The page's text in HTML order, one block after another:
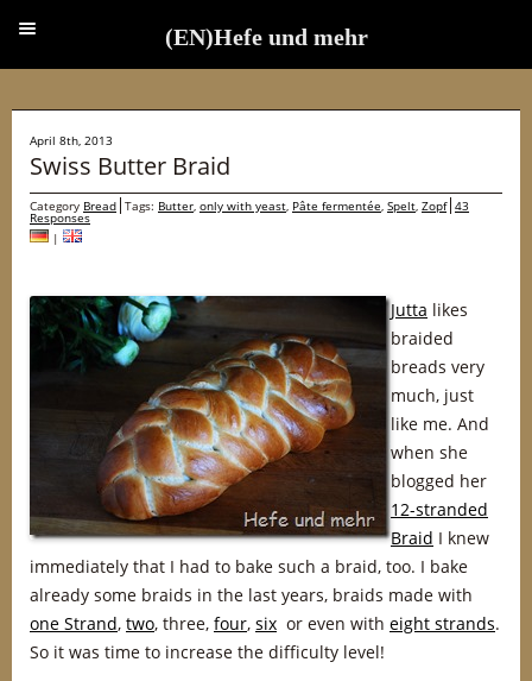
April 8th, 2013
Swiss Butter Braid
Category Bread Tags: Butter, only with yeast, Pâte fermentée, Spelt, Zopf 43
Responses
|
Jutta likes
braided
breads very
much, just
like me. And
when she
blogged her
12-stranded
Braid I knew
immediately that I had to bake such a braid, too. I bake
already some braids in the last years, braids made with
one Strand, two, three, four, six or even with eight strands.
So it was time to increase the difficulty level!
(EN)Hefe und mehr
(EN)Hefe und mehr